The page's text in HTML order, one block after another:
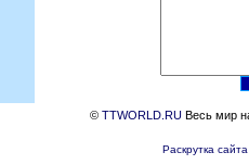
© TTWORLD.RU Весь мир
Раскрутка